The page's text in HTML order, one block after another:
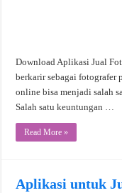
Download Aplikasi Jual
berkarir sebagai fotografer
online bisa menjadi salah
Salah satu keuntungan …
Read More »
Aplikasi untuk